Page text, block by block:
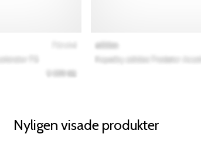
Nyligen visade produkter